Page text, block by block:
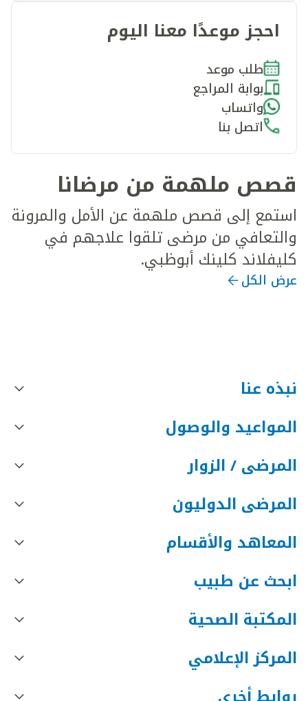
احجز موعدًا معنا اليوم
طلب موعد
بوابة المراجع
واتساب
اتصل بنا
قصص ملهمة من مرضانا
استمع إلى قصص ملهمة عن الأمل والمرونة
والتعافي من مرضى تلقوا علاجهم في
كليفلاند كلينك أبوظبي.
عرض الكل
نبذه عنا
المواعيد والوصول
المرضى / الزوار
المرضى الدوليون
المعاهد والأقسام
ابحث عن طبيب
المكتبة الصحية
المركز الإعلامي